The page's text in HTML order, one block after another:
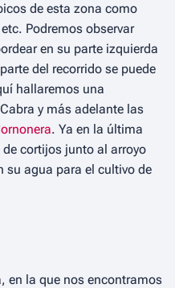
de esta zona como
Podremos observar
en su parte izquierda
del recorrido se puede
hallaremos una
y más adelante las
. Ya en la última
cortijos junto al arroyo
su agua para el cultivo de
en la que nos encontramos